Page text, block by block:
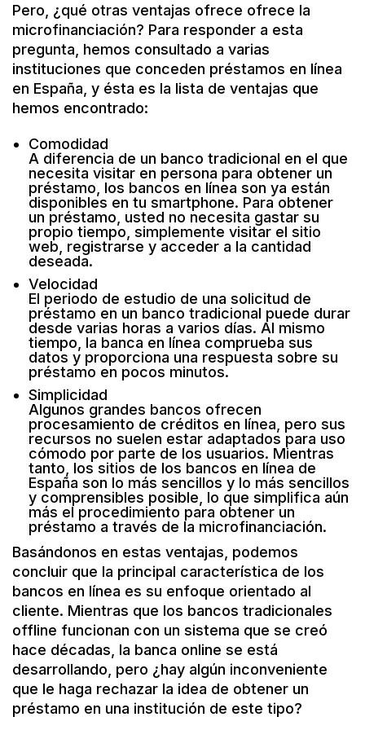
Pero, ¿qué otras ventajas ofrece ofrece la
microfinanciación? Para responder a esta
pregunta, hemos consultado a varias
instituciones que conceden préstamos en línea
en España, y ésta es la lista de ventajas que
hemos encontrado:
Comodidad
A diferencia de un banco tradicional en el que
necesita visitar en persona para obtener un
préstamo, los bancos en línea son ya están
disponibles en tu smartphone. Para obtener
un préstamo, usted no necesita gastar su
propio tiempo, simplemente visitar el sitio
web, registrarse y acceder a la cantidad
deseada.
Velocidad
El periodo de estudio de una solicitud de
préstamo en un banco tradicional puede durar
desde varias horas a varios días. Al mismo
tiempo, la banca en línea comprueba sus
datos y proporciona una respuesta sobre su
préstamo en pocos minutos.
Simplicidad
Algunos grandes bancos ofrecen
procesamiento de créditos en línea, pero sus
recursos no suelen estar adaptados para uso
cómodo por parte de los usuarios. Mientras
tanto, los sitios de los bancos en línea de
España son lo más sencillos y lo más sencillos
y comprensibles posible, lo que simplifica aún
más el procedimiento para obtener un
préstamo a través de la microfinanciación.
Basándonos en estas ventajas, podemos
concluir que la principal característica de los
bancos en línea es su enfoque orientado al
cliente. Mientras que los bancos tradicionales
offline funcionan con un sistema que se creó
hace décadas, la banca online se está
desarrollando, pero ¿hay algún inconveniente
que le haga rechazar la idea de obtener un
préstamo en una institución de este tipo?